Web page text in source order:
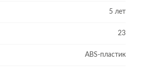
5 лет
23
ABS-пластик